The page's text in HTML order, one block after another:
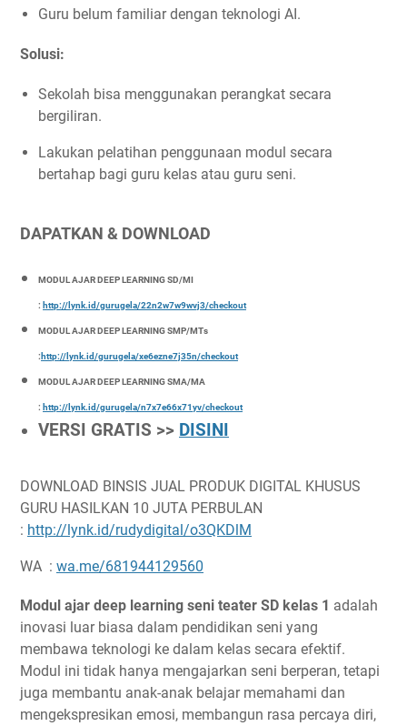
Guru belum familiar dengan teknologi AI.
Solusi:
Sekolah bisa menggunakan perangkat secara
bergiliran.
Lakukan pelatihan penggunaan modul secara
bertahap bagi guru kelas atau guru seni.
DAPATKAN & DOWNLOAD
MODUL AJAR DEEP LEARNING SD/MI
: http://lynk.id/gurugela/22n2w7w9wvj3/checkout
MODUL AJAR DEEP LEARNING SMP/MTs
: http://lynk.id/gurugela/xe6ezne7j35n/checkout
MODUL AJAR DEEP LEARNING SMA/MA
: http://lynk.id/gurugela/n7x7e66x71yv/checkout
VERSI GRATIS >> DISINI
DOWNLOAD BINSIS JUAL PRODUK DIGITAL KHUSUS
GURU HASILKAN 10 JUTA PERBULAN
: http://lynk.id/rudydigital/o3QKDlM
WA : wa.me/681944129560
Modul ajar deep learning seni teater SD kelas 1 adalah
inovasi luar biasa dalam pendidikan seni yang
membawa teknologi ke dalam kelas secara efektif.
Modul ini tidak hanya mengajarkan seni berperan, tetapi
juga membantu anak-anak belajar memahami dan
mengekspresikan emosi, membangun rasa percaya diri,